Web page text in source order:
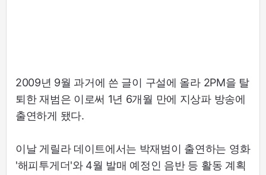
2009년 9월 과거에 쓴 글이 구설에 올라 2PM을 탈
퇴한 재범은 이로써 1년 6개월 만에 지상파 방송에
출연하게 됐다.
이날 게릴라 데이트에서는 박재범이 출연하는 영화
'해피투게더'와 4월 발매 예정인 음반 등 활동 계획